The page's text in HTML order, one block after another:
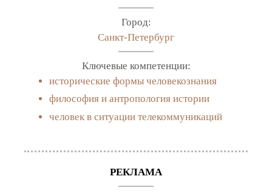
Город:
Санкт-Петербург
Ключевые компетенции:
исторические формы человекознания
философия и антропология истории
человек в ситуации телекоммуникаций
РЕКЛАМА